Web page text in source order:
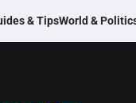
& TipsWorld &